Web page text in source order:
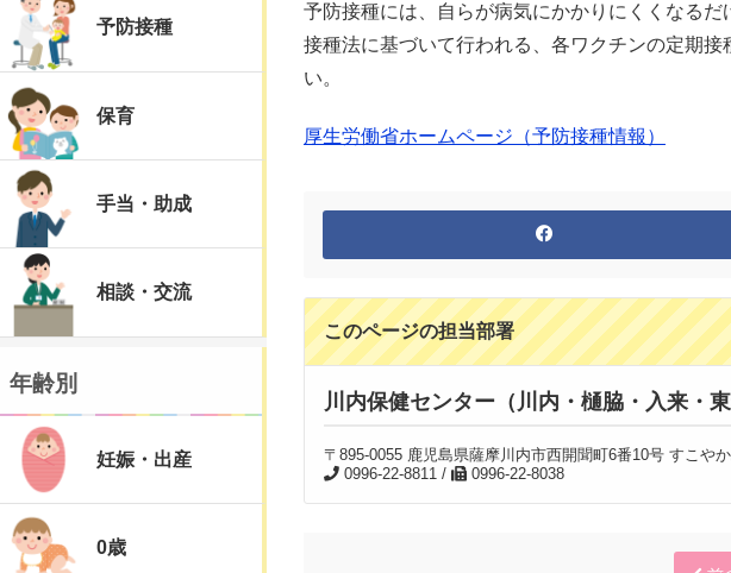
予防接種には、自らが病気にかかりにくくなる
接種法に基づいて行われる、各ワクチンの定期
い。
厚生労働省ホームページ（予防接種情報）
このページの担当部署
川内保健センター（川内・樋脇・入来・
〒895-0055 鹿児島県薩摩川内市西開聞町6番10号 すこや
0996-22-8811 /
0996-22-8038
予防接種
保育
手当・助成
相談・交流
年齢別
妊娠・出産
0歳